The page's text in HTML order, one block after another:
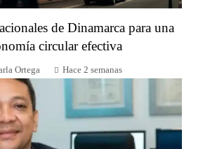
de Dinamarca para una
circular efectiva
Ortega Hace 2 semanas